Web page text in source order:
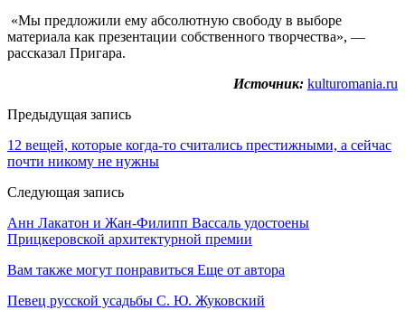
«Мы предложили ему абсолютную свободу в выборе
материала как презентации собственного творчества», —
рассказал Пригара.
Источник: kulturomania.ru
Предыдущая запись
12 вещей, которые когда-то считались престижными, а сейчас
почти никому не нужны
Следующая запись
Анн Лакатон и Жан-Филипп Вассаль удостоены
Прицкеровской архитектурной премии
Вам также могут понравиться Еще от автора
Певец русской усадьбы С. Ю. Жуковский